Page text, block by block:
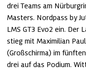
drei Teams am
Masters. Nordpass by
LMS GT3 Evo2 ein.
stieg mit Maximilian
(Großschirma) im
drei auf das Podium.